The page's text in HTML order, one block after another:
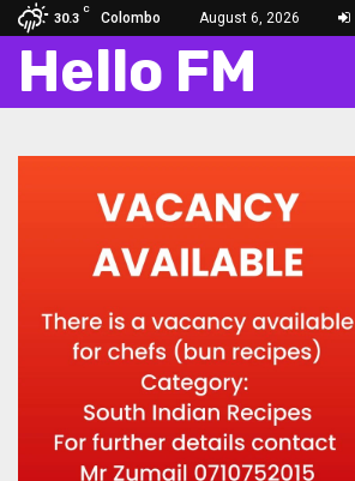
30.3
C
Colombo August 6, 2026
Hello FM